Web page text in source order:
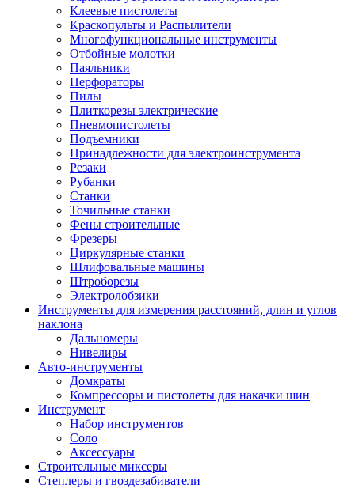
Клеевые пистолеты
Краскопульты и Распылители
Многофункциональные инструменты
Отбойные молотки
Паяльники
Перфораторы
Пилы
Плиткорезы электрические
Пневмопистолеты
Подъемники
Принадлежности для электроинструмента
Резаки
Рубанки
Станки
Точильные станки
Фены строительные
Фрезеры
Циркулярные станки
Шлифовальные машины
Штроборезы
Электролобзики
Инструменты для измерения расстояний, длин и углов
наклона
Дальномеры
Нивелиры
Авто-инструменты
Домкраты
Компрессоры и пистолеты для накачки шин
Инструмент
Набор инструментов
Соло
Аксессуары
Строительные миксеры
Степлеры и гвоздезабиватели